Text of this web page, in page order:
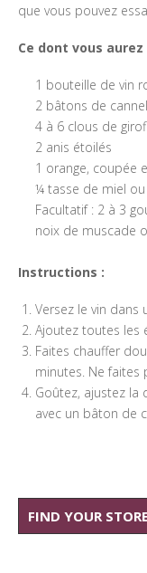
que vous pouvez
Ce dont vous aurez
1 bouteille de vin
2 bâtons de
4 à 6 clous de
2 anis étoilés
1 orange, coupée
¼ tasse de miel
Facultatif : 2 à 3
noix de muscade
Instructions :
Versez le vin dans
Ajoutez toutes les
Faites chauffer
minutes. Ne faites
Goûtez, ajustez la
avec un bâton de
FIND YOUR STORE